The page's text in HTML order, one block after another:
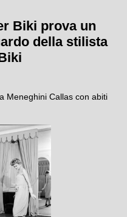
Biki prova un
della stilista
Meneghini Callas con abiti